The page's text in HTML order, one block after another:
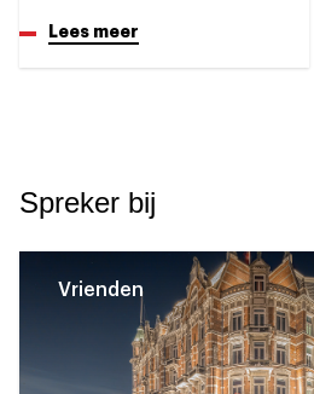
Lees meer
Spreker bij
Vrienden